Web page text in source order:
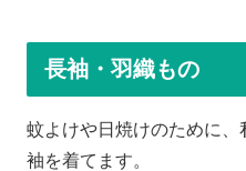
長袖・羽織もの
蚊よけや日焼けのために
袖を着てます。